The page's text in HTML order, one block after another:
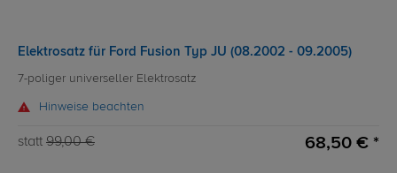
Elektrosatz für Ford Fusion Typ JU (08.2002 - 09.2005)
7-poliger universeller Elektrosatz
Hinweise beachten
statt 99,00 € 68,50 € *